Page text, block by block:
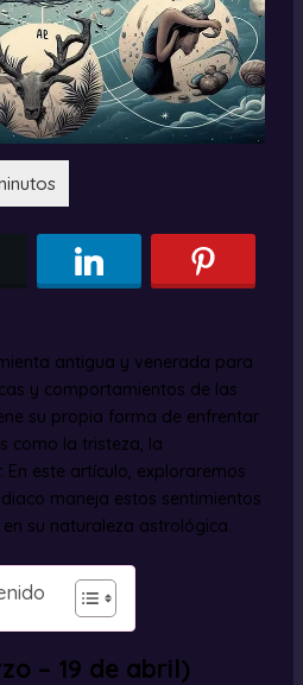
antigua y venerada para
y comportamientos de las
su propia forma de enfrentar
como la tristeza, la
En este artículo, exploraremos
maneja estos sentimientos
su naturaleza astrológica.
– 19 de abril)